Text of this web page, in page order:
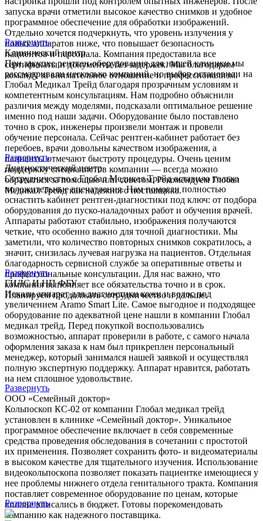
запуска врачи отметили высокое качество снимков и удобное
программное обеспечение для обработки изображений.
Отдельно хочется подчеркнуть, что уровень излучения у
новых аппаратов ниже, что повышает безопасность
пациентов и персонала. Компания предоставила все
сертификаты и документы без задержек. Мы благодарим
команду за внимательное отношение и профессионализм.
Развернуть
Клинический центр
При закупке рентген-оборудования для нашей клиники мы
рассматривали несколько компаний, но выбор остановили на
Глобал Медикал Трейд благодаря прозрачным условиям и
компетентным консультациям. Нам подробно объяснили
различия между моделями, подсказали оптимальное решение
именно под наши задачи. Оборудование было поставлено
точно в срок, инженеры произвели монтаж и провели
обучение персонала. Сейчас рентген-кабинет работает без
перебоев, врачи довольны качеством изображения, а
пациенты отмечают быстроту процедуры. Очень ценим
поддержку специалистов компании — всегда можно
обратиться за помощью или советом. Рекомендуем Глобал
Медикал Трейд как надежного поставщика.
Развернуть
Диагностический центр
Сотрудничество с Глобал Медикал Трейд оставило только
положительные впечатления. Нам помогли полностью
оснастить кабинет рентген-диагностики под ключ: от подбора
оборудования до пуско-наладочных работ и обучения врачей.
Аппараты работают стабильно, изображения получаются
четкие, что особенно важно для точной диагностики. Мы
заметили, что количество повторных снимков сократилось, а
значит, снизилась лучевая нагрузка на пациентов. Отдельная
благодарность сервисной службе за оперативные ответы и
профессиональные консультации. Для нас важно, что
компания выполняет все обязательства точно и в срок.
Планируем продолжать сотрудничество и дальше.
Развернуть
ГИЛС И НП ФБУ
Искали аппарат для диагностики кожи и волос под
увеличением Aramo Smart Lite. Самое выгодное и подходящее
оборудование по адекватной цене нашли в компании Глобал
медикал трейд. Перед покупкой воспользовались
возможностью, аппарат проверили в работе, с самого начала
оформления заказа к нам был прикреплен персональный
менеджер, который занимался нашей заявкой и осуществлял
полную экспертную поддержку. Аппарат нравится, работать
на нем сплошное удовольствие.
Развернуть
ООО «Семейный доктор»
Кольпоскоп КС-02 от компании Глобал медикал трейд
установлен в клинике «Семейный доктор». Уникальное
программное обеспечение включает в себя современные
средства проведения обследования в сочетании с простотой
их применения. Позволяет сохранить фото- и видеоматериалы
в высоком качестве для тщательного изучения. Использование
видеокольпоскопа позволяет показать пациентке имеющиеся у
нее проблемы нижнего отдела генитального тракта. Компания
поставляет современное оборудование по ценам, которые
вполне вписались в бюджет. Готовы порекомендовать
компанию как надежного поставщика.
Развернуть